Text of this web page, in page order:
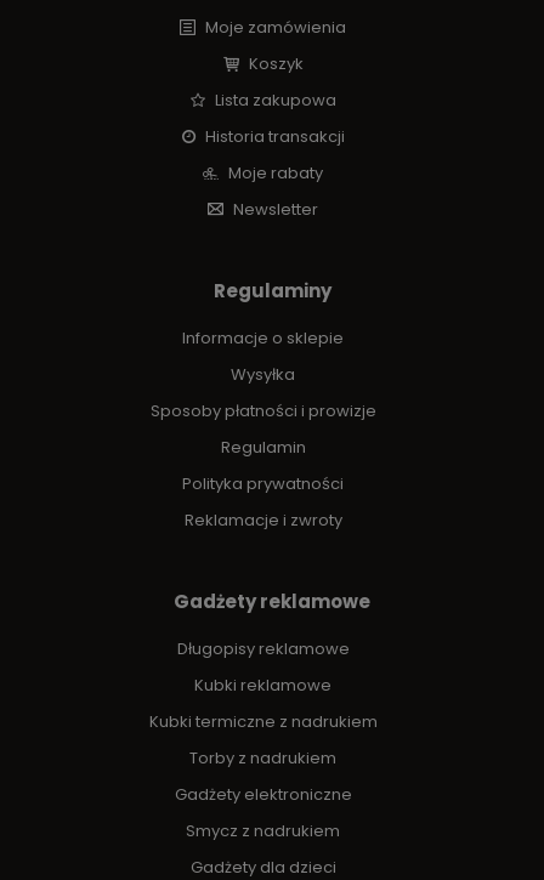
Moje zamówienia
Koszyk
Lista zakupowa
Historia transakcji
Moje rabaty
Newsletter
Regulaminy
Informacje o sklepie
Wysyłka
Sposoby płatności i prowizje
Regulamin
Polityka prywatności
Reklamacje i zwroty
Gadżety reklamowe
Długopisy reklamowe
Kubki reklamowe
Kubki termiczne z nadrukiem
Torby z nadrukiem
Gadżety elektroniczne
Smycz z nadrukiem
Gadżety dla dzieci